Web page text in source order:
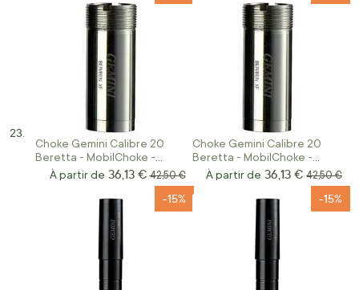
Choke Gemini Calibre 20
Beretta - MobilChoke -
Benelli - Breda - Verney
Carron - Chapuis Int 50mm
À partir de 36,13 € Prix normal
42,50 €
Choke Gemini Calibre 20
Beretta - MobilChoke -
Benelli - Breda - Verney
Carron - Chapuis
À partir de 36,13 € Prix
42,50 €
-15% -15%